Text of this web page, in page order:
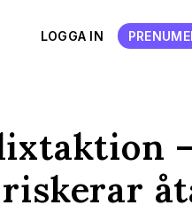
LOGGA IN